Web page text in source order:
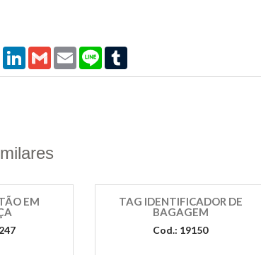
WhatsApp
LinkedIn
GmailEmailLine
EM
TAG IDENTIFICADOR DE
BAGAGEM
Cod.: 19150